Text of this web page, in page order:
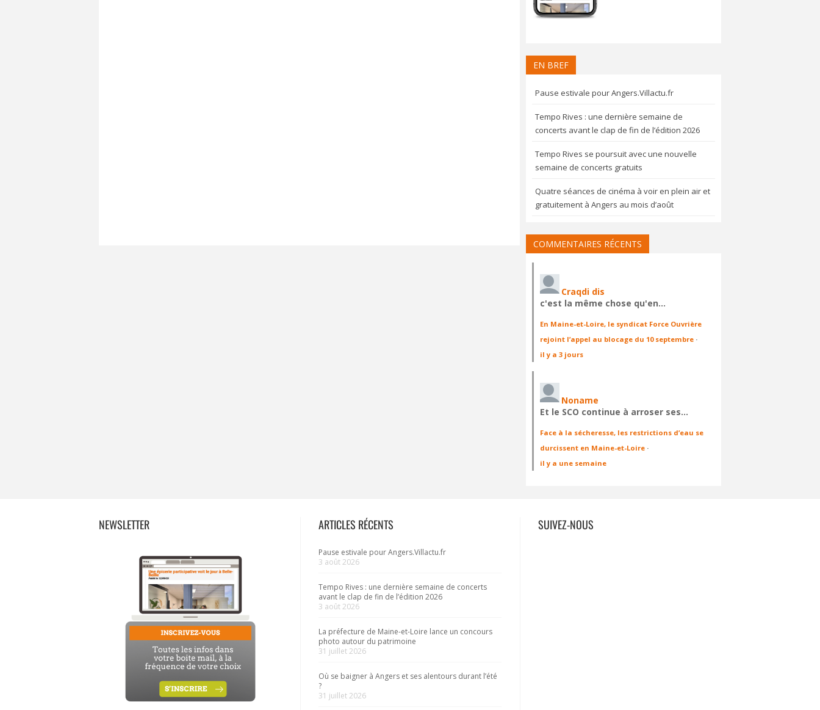
EN BREF
Pause estivale pour Angers.Villactu.fr
Tempo Rives : une dernière semaine de
concerts avant le clap de fin de l’édition 2026
Tempo Rives se poursuit avec une nouvelle
semaine de concerts gratuits
Quatre séances de cinéma à voir en plein air et
gratuitement à Angers au mois d’août
COMMENTAIRES RÉCENTS
Craqdi dis
c'est la même chose qu'en…
En Maine-et-Loire, le syndicat Force Ouvrière
rejoint l’appel au blocage du 10 septembre ·
il y a 3 jours
Noname
Et le SCO continue à arroser ses…
Face à la sécheresse, les restrictions d’eau se
durcissent en Maine-et-Loire ·
il y a une semaine
NEWSLETTER ARTICLES RÉCENTS
Pause estivale pour Angers.Villactu.fr
3 août 2026
Tempo Rives : une dernière semaine de concerts
avant le clap de fin de l’édition 2026
3 août 2026
La préfecture de Maine-et-Loire lance un concours
photo autour du patrimoine
31 juillet 2026
Où se baigner à Angers et ses alentours durant l’été
?
31 juillet 2026
SUIVEZ-NOUS